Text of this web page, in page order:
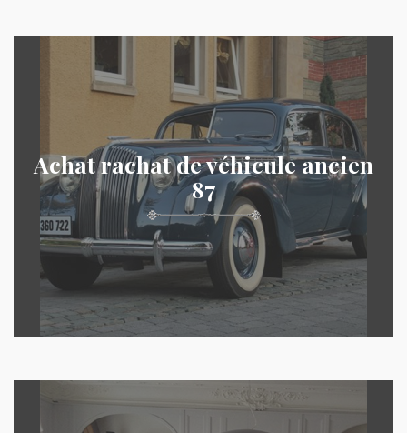
Achat rachat de véhicule ancien
87